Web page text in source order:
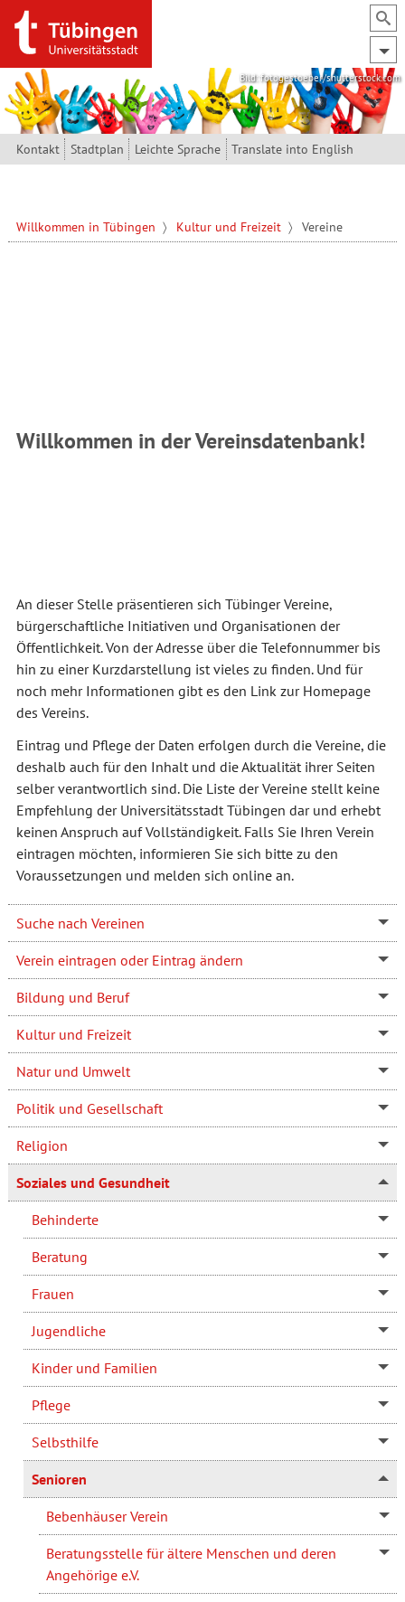
Direkt zum Inhalt
Bild: fotogestoeber/shutterstock.com
Kontakt Stadtplan Leichte Sprache Translate into English
Willkommen in Tübingen Kultur und Freizeit Vereine
Willkommen in der Vereinsdatenbank!
An dieser Stelle präsentieren sich Tübinger Vereine,
bürgerschaftliche Initiativen und Organisationen der
Öffentlichkeit. Von der Adresse über die Telefonnummer bis
hin zu einer Kurzdarstellung ist vieles zu finden. Und für
noch mehr Informationen gibt es den Link zur Homepage
des Vereins.
Eintrag und Pflege der Daten erfolgen durch die Vereine, die
deshalb auch für den Inhalt und die Aktualität ihrer Seiten
selber verantwortlich sind. Die Liste der Vereine stellt keine
Empfehlung der Universitätsstadt Tübingen dar und erhebt
keinen Anspruch auf Vollständigkeit. Falls Sie Ihren Verein
eintragen möchten, informieren Sie sich bitte zu den
Voraussetzungen und melden sich online an.
Suche nach Vereinen
Verein eintragen oder Eintrag ändern
Bildung und Beruf
Kultur und Freizeit
Natur und Umwelt
Politik und Gesellschaft
Religion
Soziales und Gesundheit
Behinderte
Beratung
Frauen
Jugendliche
Kinder und Familien
Pflege
Selbsthilfe
Senioren
Bebenhäuser Verein
Beratungsstelle für ältere Menschen und deren
Angehörige e.V.